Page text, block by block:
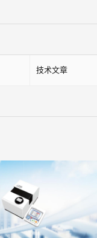
技术文章